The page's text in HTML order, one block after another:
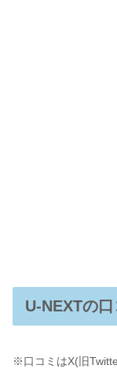
U-NEXTの
※口コミはX(旧